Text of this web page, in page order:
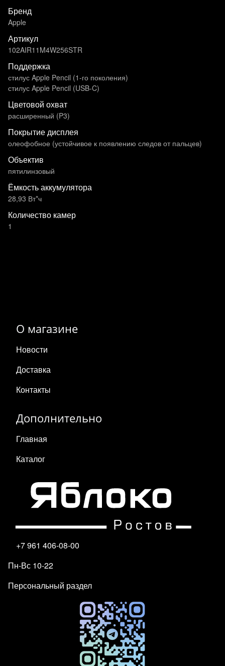
Бренд
Apple
Артикул
102AIR11M4W256STR
Поддержка
стилус Apple Pencil (1-го поколения)
стилус Apple Pencil (USB‑C)
Цветовой охват
расширенный (P3)
Покрытие дисплея
олеофобное (устойчивое к появлению следов от пальцев)
Объектив
пятилинзовый
Ёмкость аккумулятора
28,93 Вт*ч
Количество камер
1
О магазине
Новости
Доставка
Контакты
Дополнительно
Главная
Каталог
+7 961 406-08-00
Пн-Вс 10-22
Персональный раздел